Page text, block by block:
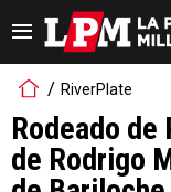
RiverPlate
Rodeado de
de Rodrigo